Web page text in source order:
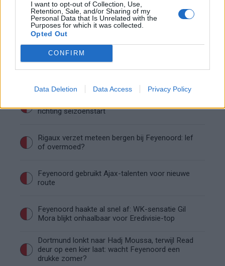
I want to opt-out of Collection, Use,
Retention, Sale, and/or Sharing of my
Personal Data that Is Unrelated with the
Purposes for which it was collected.
Opted Out
CONFIRM
Data Deletion Data Access Privacy Policy
Deventer: Feyenoorder zet woning te koop
Van Beukering haalt hard uit na opmerkingen
richting seizoenstart
Rigaux verzet meteen bergen bij Feyenoord: lef
of overmoed?
Feyenoord gebruikt Ajax-talenten voor nieuwe
route
Feyenoord haakte al snel af: WK-sensatie Gil
Mora blijkt onhaalbaar voor Eredivisie-top
Dortmund lonkt naar Hadj Moussa, terwijl Read
deur op een kier laat: wacht Feyenoord een
drukke zomer?